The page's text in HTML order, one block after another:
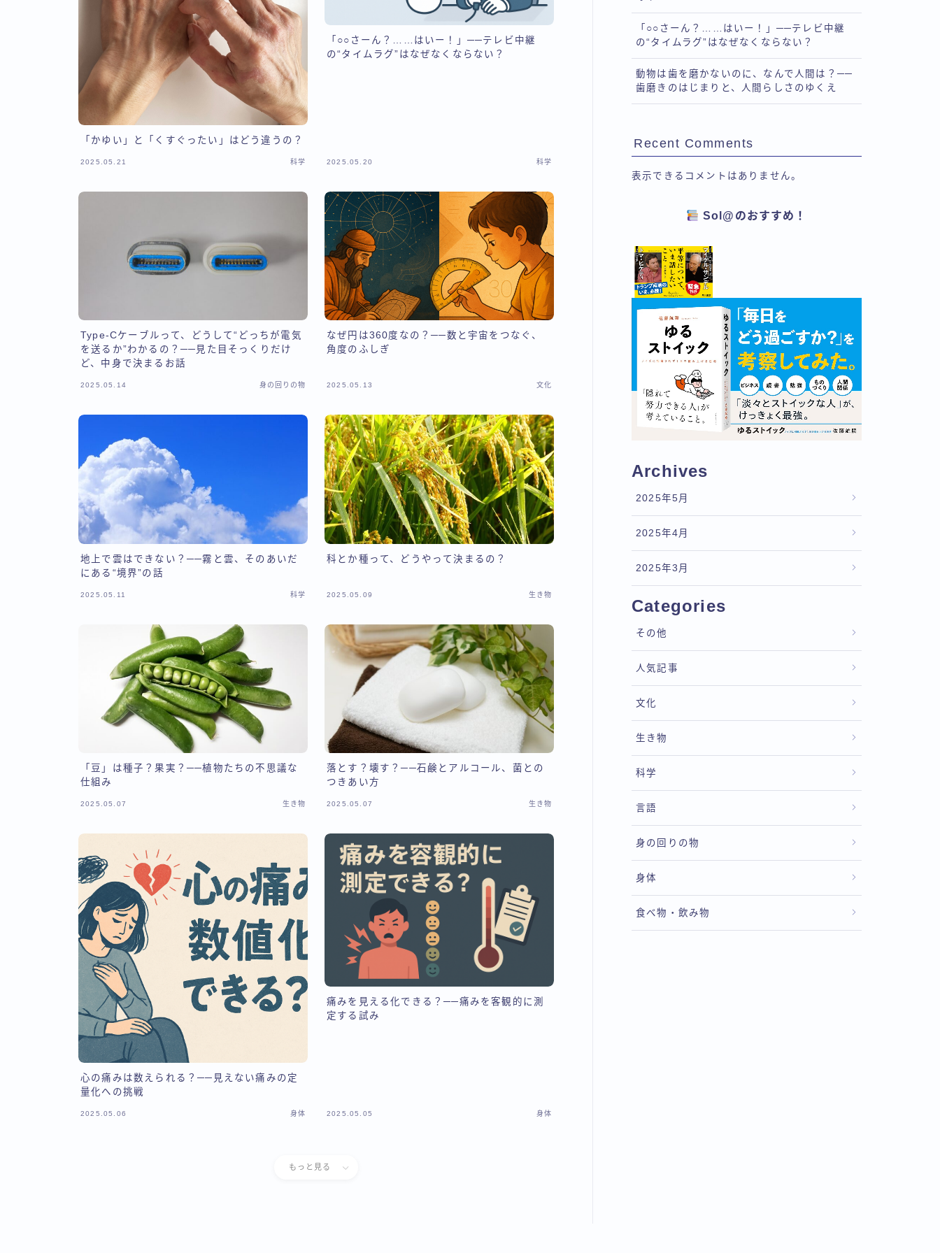
「かゆい」と「くすぐったい」はどう違うの？
2025.05.21 科学
「○○さーん？……はいー！」──テレビ中継
の“タイムラグ”はなぜなくならない？
2025.05.20 科学
Type-Cケーブルって、どうして“どっちが電気
を送るか”わかるの？──見た目そっくりだけ
ど、中身で決まるお話
2025.05.14 身の回りの物
なぜ円は360度なの？──数と宇宙をつなぐ、
角度のふしぎ
2025.05.13 文化
地上で雲はできない？──霧と雲、そのあいだ
にある“境界”の話
2025.05.11 科学
科とか種って、どうやって決まるの？
2025.05.09 生き物
「豆」は種子？果実？──植物たちの不思議な
仕組み
2025.05.07 生き物
落とす？壊す？──石鹸とアルコール、菌との
つきあい方
2025.05.07 生き物
心の痛みは数えられる？──見えない痛みの定
量化への挑戦
2025.05.06 身体
痛みを見える化できる？──痛みを客観的に測
定する試み
2025.05.05 身体
もっと見る
「○○さーん？……はいー！」──テレビ中継
の“タイムラグ”はなぜなくならない？
動物は歯を磨かないのに、なんで人間は？──
歯磨きのはじまりと、人間らしさのゆくえ
Recent Comments
表示できるコメントはありません。
Sol@のおすすめ！
Archives
2025年5月
2025年4月
2025年3月
Categories
その他
人気記事
文化
生き物
科学
言語
身の回りの物
身体
食べ物・飲み物